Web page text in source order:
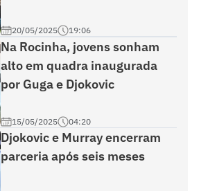
20/05/2025 19:06
Na Rocinha, jovens sonham
alto em quadra inaugurada
por Guga e Djokovic
15/05/2025 04:20
Djokovic e Murray encerram
parceria após seis meses